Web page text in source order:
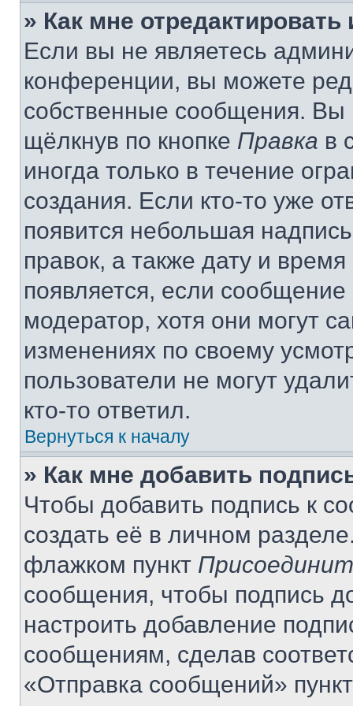
» Как мне
Если вы не являетесь
конференции, вы можете
собственные сообщения. Вы
щёлкнув по кнопке Правка в
иногда только в течение
создания. Если кто-то уже
появится небольшая
правок, а также дату и
появляется, если
модератор, хотя они могут
изменениях по своему
пользователи не могут
кто-то ответил.
Вернуться к началу
» Как мне добавить
Чтобы добавить подпись к
создать её в личном
флажком пункт
сообщения, чтобы подпись
настроить добавление
сообщениям, сделав
«Отправка сообщений»